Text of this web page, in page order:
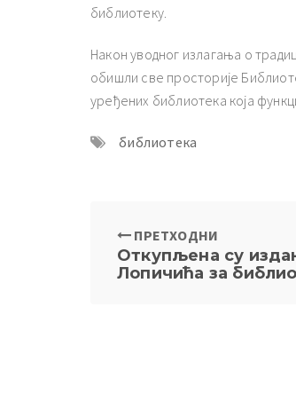
библиотеку.
Након уводног излагања о
обишли све просторије
уређених библиотека која
библиотека
ПРЕТХОДНИ
Откупљена су
Лопичића за